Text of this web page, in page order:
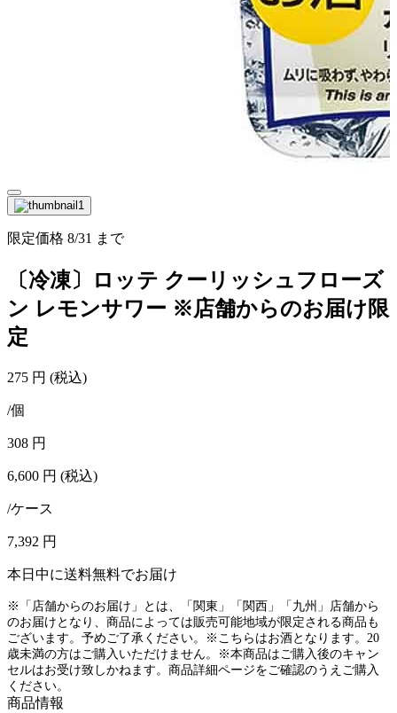
限定価格 8/31 まで
〔冷凍〕ロッテ クーリッシュフローズ
ン レモンサワー ※店舗からのお届け限
定
275 円 (税込)
/個
308 円
6,600 円 (税込)
/ケース
7,392 円
本日中に送料無料でお届け
※「店舗からのお届け」とは、「関東」「関西」「九州」店舗から
のお届けとなり、商品によっては販売可能地域が限定される商品も
ございます。予めご了承ください。※こちらはお酒となります。20
歳未満の方はご購入いただけません。※本商品はご購入後のキャン
セルはお受け致しかねます。商品詳細ページをご確認のうえご購入
ください。
商品情報